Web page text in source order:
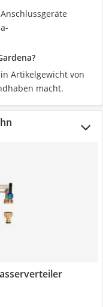
Artikelgewicht von
macht.